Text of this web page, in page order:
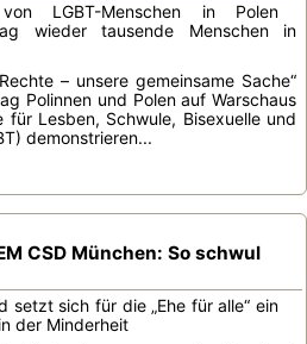
LGBT-Menschen in Polen
wieder tausende Menschen in
– unsere gemeinsame Sache“
Polinnen und Polen auf Warschaus
Lesben, Schwule, Bisexuelle und
demonstrieren...
CSD München: So schwul
setzt sich für die „Ehe für alle“ ein
der Minderheit